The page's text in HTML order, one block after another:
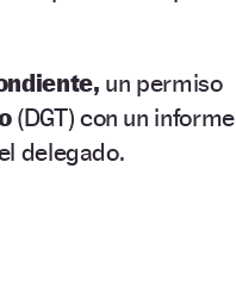
un permiso
(DGT) con un informe
delegado.